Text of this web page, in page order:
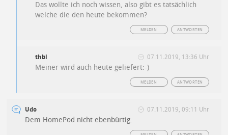
Das wollte ich noch wissen, also gibt es tatsächlich
welche die den heute bekommen?
ANTWORTEN
MELDEN
thbi 07.11.2019, 13:36 Uhr
Meiner wird auch heute geliefert:-)
ANTWORTEN
MELDEN
Udo 07.11.2019, 09:11 Uhr
Dem HomePod nicht ebenbürtig.